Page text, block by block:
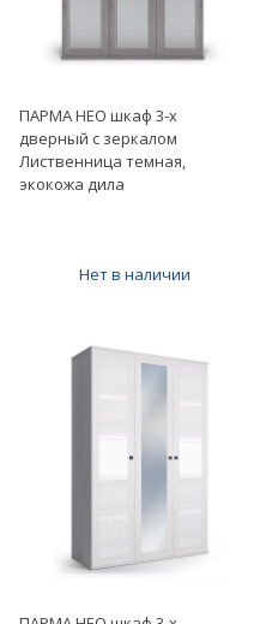
ПАРМА НЕО шкаф 3-х
дверный с зеркалом
Лиственница темная,
экокожа дила
Нет в наличии